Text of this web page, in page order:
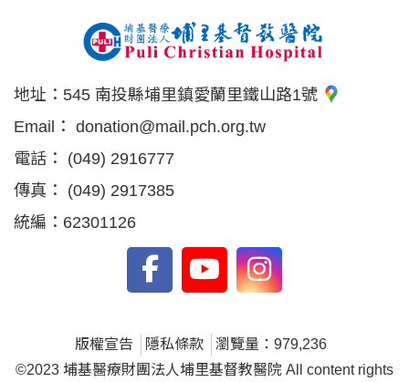
地址： 545 南投縣埔里鎮愛蘭里鐵山路1號
Email： donation@mail.pch.org.tw
電話：
(049) 2916777
傳真：
(049) 2917385
統編：62301126
版權宣告 隱私條款
瀏覽量：979,236
©2023 埔基醫療財團法人埔里基督教醫院 All content rights